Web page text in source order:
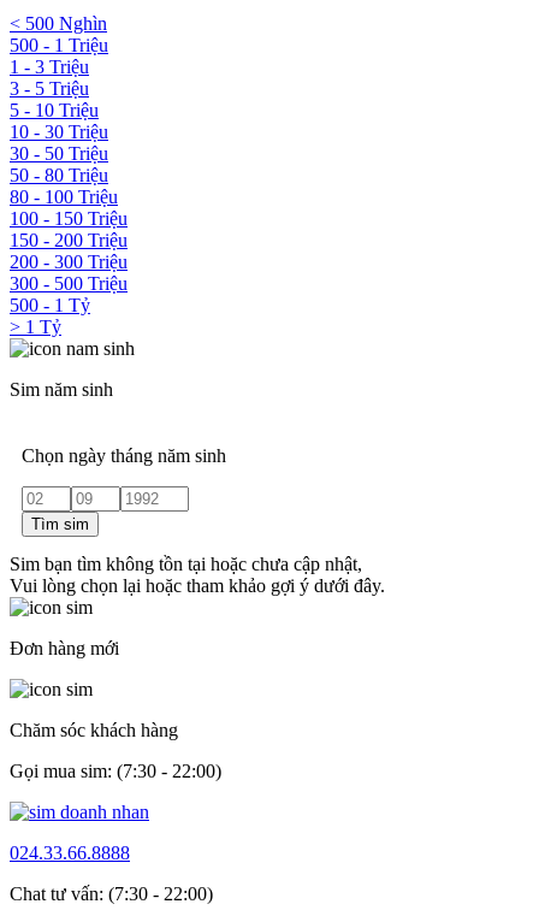
< 500 Nghìn
500 - 1 Triệu
1 - 3 Triệu
3 - 5 Triệu
5 - 10 Triệu
10 - 30 Triệu
30 - 50 Triệu
50 - 80 Triệu
80 - 100 Triệu
100 - 150 Triệu
150 - 200 Triệu
200 - 300 Triệu
300 - 500 Triệu
500 - 1 Tỷ
> 1 Tỷ
Sim năm sinh
Chọn ngày tháng năm sinh
Tìm sim
Sim bạn tìm không tồn tại hoặc chưa cập nhật,
Vui lòng chọn lại hoặc tham khảo gợi ý dưới đây.
Đơn hàng mới
Chăm sóc khách hàng
Gọi mua sim: (7:30 - 22:00)
024.33.66.8888
Chat tư vấn: (7:30 - 22:00)